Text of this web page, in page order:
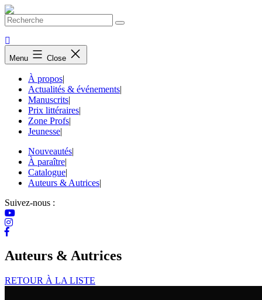
Skip
to
Menu Close
À propos|
Actualités & événements|
Manuscrits|
Prix littéraires|
Zone Profs|
Jeunesse|
Nouveautés|
À paraître|
Catalogue|
Auteurs & Autrices|
Suivez-nous :
Auteurs & Autrices
RETOUR À LA LISTE